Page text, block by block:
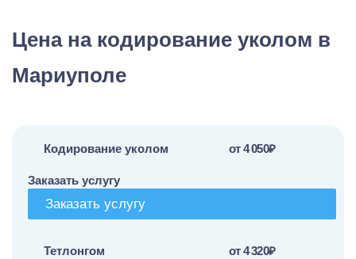
Цена на кодирование уколом в
Мариуполе
Кодирование уколом от 4 050₽
Заказать услугу
Заказать услугу
Тетлонгом от 4 320₽